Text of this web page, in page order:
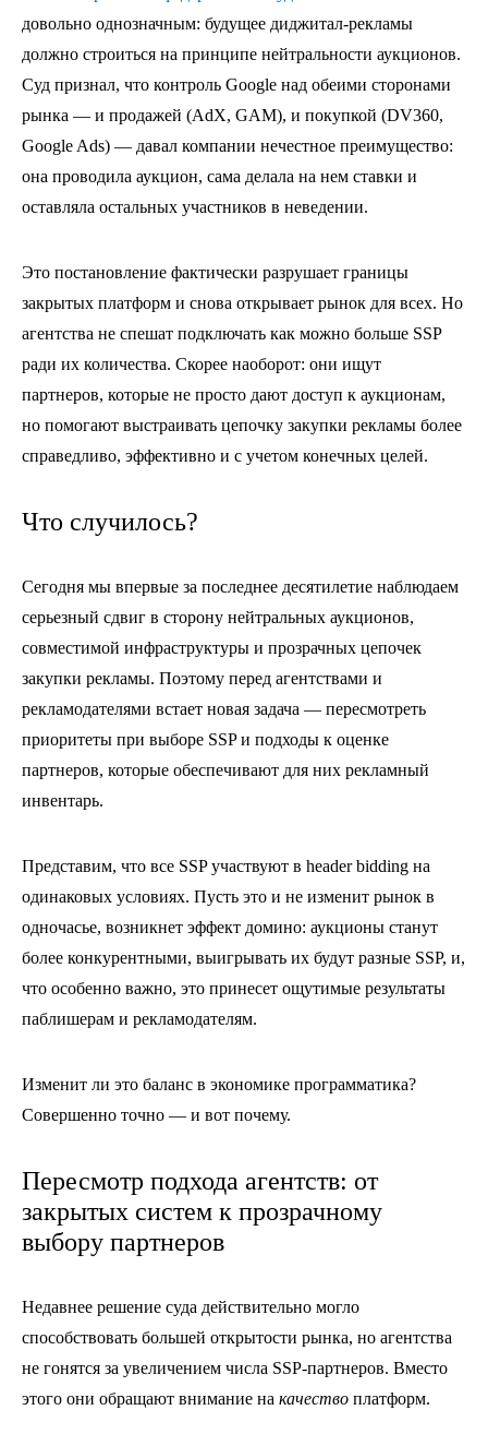
довольно однозначным: будущее диджитал-рекламы
должно строиться на принципе нейтральности аукционов.
Суд признал, что контроль Google над обеими сторонами
рынка — и продажей (AdX, GAM), и покупкой (DV360,
Google Ads) — давал компании нечестное преимущество:
она проводила аукцион, сама делала на нем ставки и
оставляла остальных участников в неведении.
Это постановление фактически разрушает границы
закрытых платформ и снова открывает рынок для всех. Но
агентства не спешат подключать как можно больше SSP
ради их количества. Скорее наоборот: они ищут
партнеров, которые не просто дают доступ к аукционам,
но помогают выстраивать цепочку закупки рекламы более
справедливо, эффективно и с учетом конечных целей.
Что случилось?
Сегодня мы впервые за последнее десятилетие наблюдаем
серьезный сдвиг в сторону нейтральных аукционов,
совместимой инфраструктуры и прозрачных цепочек
закупки рекламы. Поэтому перед агентствами и
рекламодателями встает новая задача — пересмотреть
приоритеты при выборе SSP и подходы к оценке
партнеров, которые обеспечивают для них рекламный
инвентарь.
Представим, что все SSP участвуют в header bidding на
одинаковых условиях. Пусть это и не изменит рынок в
одночасье, возникнет эффект домино: аукционы станут
более конкурентными, выигрывать их будут разные SSP, и,
что особенно важно, это принесет ощутимые результаты
паблишерам и рекламодателям.
Изменит ли это баланс в экономике программатика?
Совершенно точно — и вот почему.
Пересмотр подхода агентств: от
закрытых систем к прозрачному
выбору партнеров
Недавнее решение суда действительно могло
способствовать большей открытости рынка, но агентства
не гонятся за увеличением числа SSP-партнеров. Вместо
этого они обращают внимание на качество платформ.